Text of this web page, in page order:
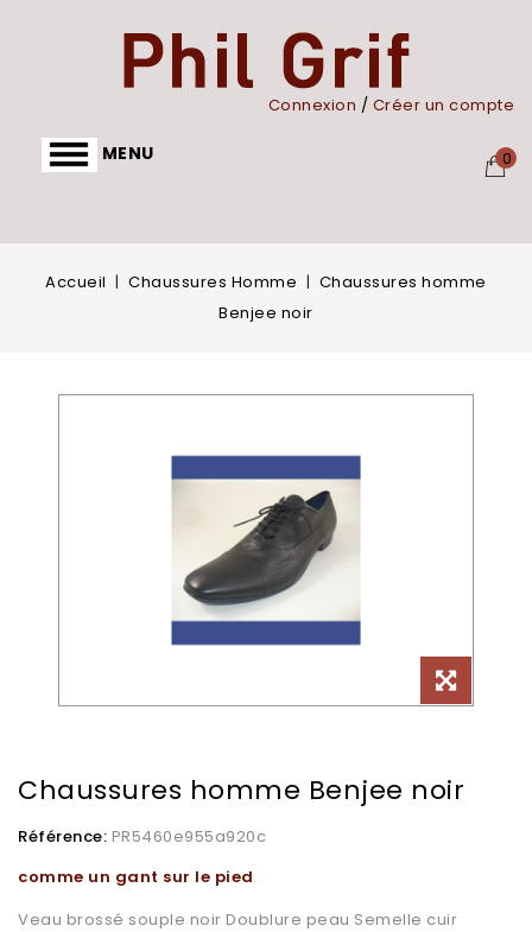
Connexion / Créer un compte
0
MENU
Accueil Chaussures Homme
Chaussures homme
Benjee noir
Chaussures homme Benjee noir
Référence: PR5460e955a920c
comme un gant sur le pied
Veau brossé souple noir Doublure peau Semelle cuir